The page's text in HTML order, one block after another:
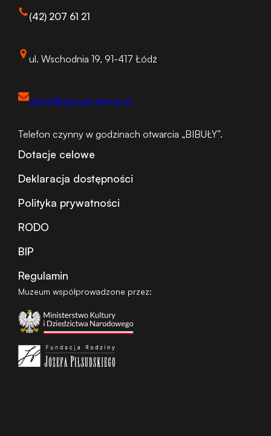
(42) 207 61 21
ul. Wschodnia 19, 91-417 Łódź
bibula@tajnadrukarnia.pl
Telefon czynny w godzinach otwarcia „BIBUŁY”.
Dotacje celowe
Deklaracja dostępności
Polityka prywatności
RODO
BIP
Regulamin
Muzeum współprowadzone przez: